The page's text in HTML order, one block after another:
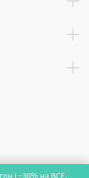
і −30% на ВСЕ.